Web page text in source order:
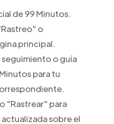
de 99 Minutos.
o
principal.
o guía
para tu
"Rastrear" para
sobre el